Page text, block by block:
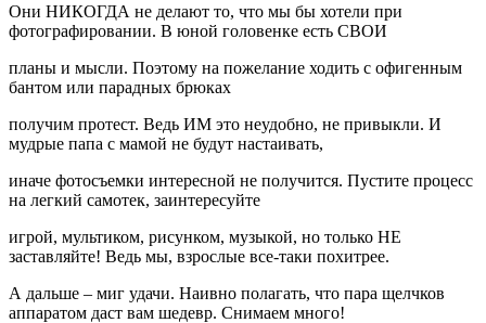
Они НИКОГДА не делают то, что мы бы хотели при
фотографировании. В юной головенке есть СВОИ
планы и мысли. Поэтому на пожелание ходить с офигенным
бантом или парадных брюках
получим протест. Ведь ИМ это неудобно, не привыкли. И
мудрые папа с мамой не будут настаивать,
иначе фотосъемки интересной не получится. Пустите процесс
на легкий самотек, заинтересуйте
игрой, мультиком, рисунком, музыкой, но только НЕ
заставляйте! Ведь мы, взрослые все-таки похитрее.
А дальше – миг удачи. Наивно полагать, что пара щелчков
аппаратом даст вам шедевр. Снимаем много!